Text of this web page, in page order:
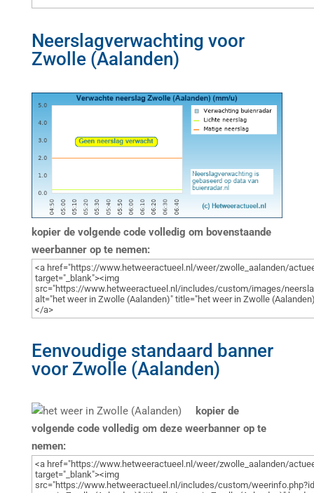
Neerslagverwachting voor
Zwolle (Aalanden)
kopier de volgende code volledig om bovenstaande
weerbanner op te nemen:
Eenvoudige standaard banner
voor Zwolle (Aalanden)
kopier de
volgende code volledig om deze weerbanner op te
nemen: